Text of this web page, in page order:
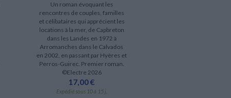
Un roman évoquant les
rencontres de couples, familles
et célibataires qui apprécient les
locations à la mer, de Capbreton
dans les Landes en 1972 à
Arromanches dans le Calvados
en 2002, en passant par Hyères et
Perros-Guirec. Premier roman.
©Electre 2026
17,00 €
Expédié sous 10 à 15 j.